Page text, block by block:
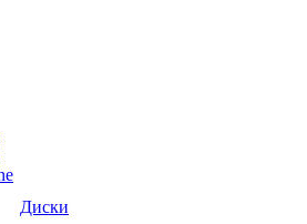
Диски